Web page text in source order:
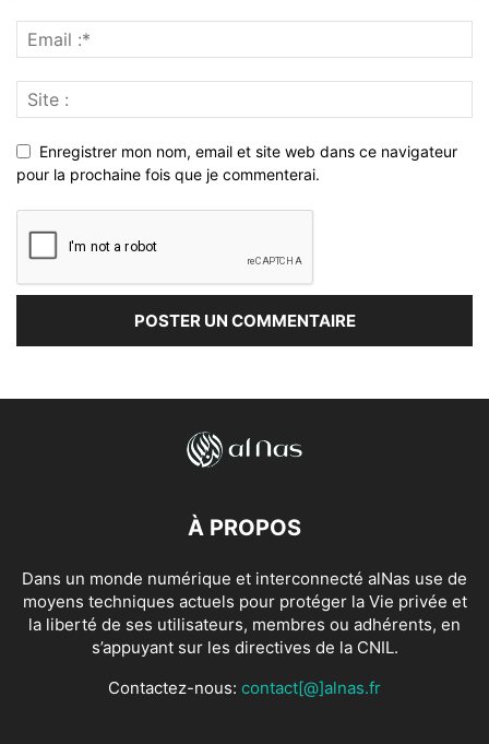
Enregistrer mon nom, email et site web dans ce navigateur
pour la prochaine fois que je commenterai.
À PROPOS
Dans un monde numérique et interconnecté alNas use de
moyens techniques actuels pour protéger la Vie privée et
la liberté de ses utilisateurs, membres ou adhérents, en
s’appuyant sur les directives de la CNIL.
Contactez-nous: contact[@]alnas.fr